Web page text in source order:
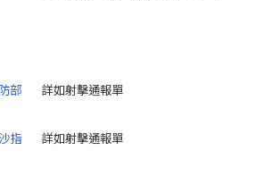
部
詳如射擊通報單
指
詳如射擊通報單